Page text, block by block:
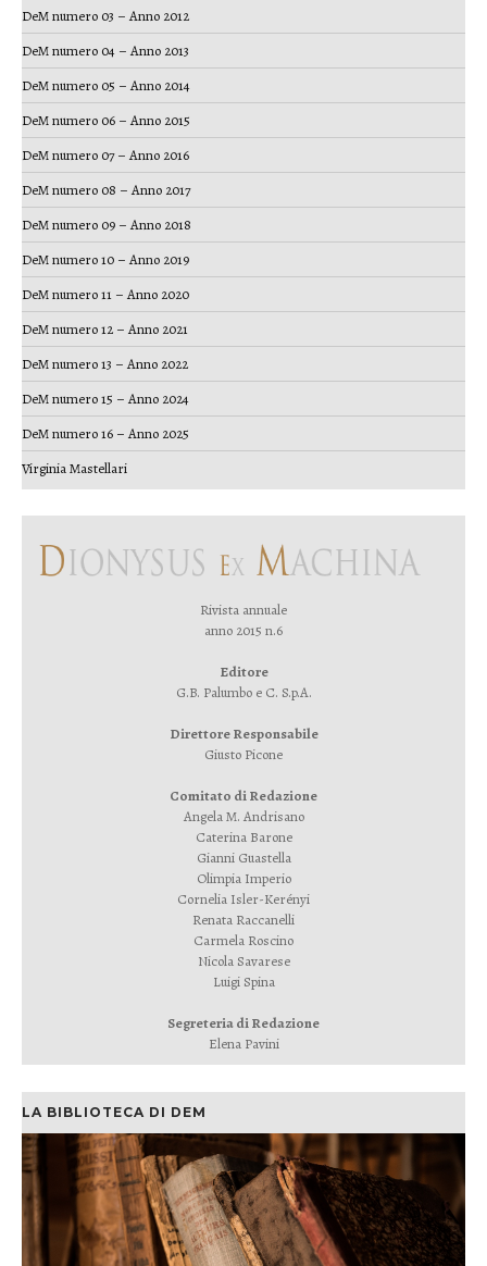
DeM numero 03 – Anno 2012
DeM numero 04 – Anno 2013
DeM numero 05 – Anno 2014
DeM numero 06 – Anno 2015
DeM numero 07 – Anno 2016
DeM numero 08 – Anno 2017
DeM numero 09 – Anno 2018
DeM numero 10 – Anno 2019
DeM numero 11 – Anno 2020
DeM numero 12 – Anno 2021
DeM numero 13 – Anno 2022
DeM numero 15 – Anno 2024
DeM numero 16 – Anno 2025
Virginia Mastellari
Rivista annuale
anno 2015 n.6
Editore
G.B. Palumbo e C. S.p.A.
Direttore Responsabile
Giusto Picone
Comitato di Redazione
Angela M. Andrisano
Caterina Barone
Gianni Guastella
Olimpia Imperio
Cornelia Isler-Kerényi
Renata Raccanelli
Carmela Roscino
Nicola Savarese
Luigi Spina
Segreteria di Redazione
Elena Pavini
LA BIBLIOTECA DI DEM